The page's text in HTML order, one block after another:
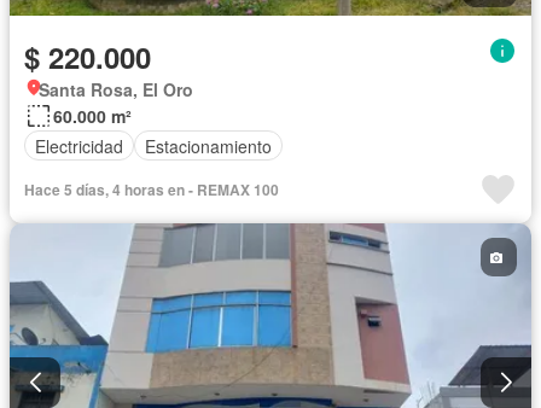
$ 220.000
Santa Rosa, El Oro
60.000 m²
Electricidad
Estacionamiento
Hace 5 días, 4 horas en - REMAX 100